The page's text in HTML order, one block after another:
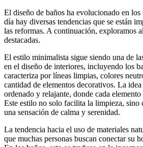
El diseño de baños ha evolucionado en
día hay diversas tendencias que se están
las reformas. A continuación, exploramos
destacadas.
El estilo minimalista sigue siendo una de
en el diseño de interiores, incluyendo los
caracteriza por líneas limpias, colores
cantidad de elementos decorativos. La
ordenado y relajante, donde cada
Este estilo no solo facilita la limpieza, sino
una sensación de calma y serenidad.
La tendencia hacia el uso de materiales
que muchas personas buscan conectar su